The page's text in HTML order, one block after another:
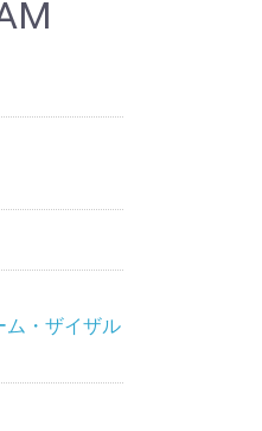
ム・ザイザル